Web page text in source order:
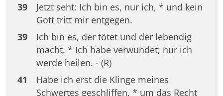
39
Jetzt seht: Ich bin es, nur ich, * und kein
Gott tritt mir entgegen.
39
Ich bin es, der tötet und der lebendig
macht. * Ich habe verwundet; nur ich
werde heilen. - (R)
41
Habe ich erst die Klinge meines
Schwertes geschliffen, * um das Recht